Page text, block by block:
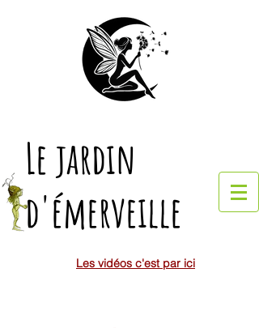
Le jardin
d'émerveille
Les vidéos c'est par ici